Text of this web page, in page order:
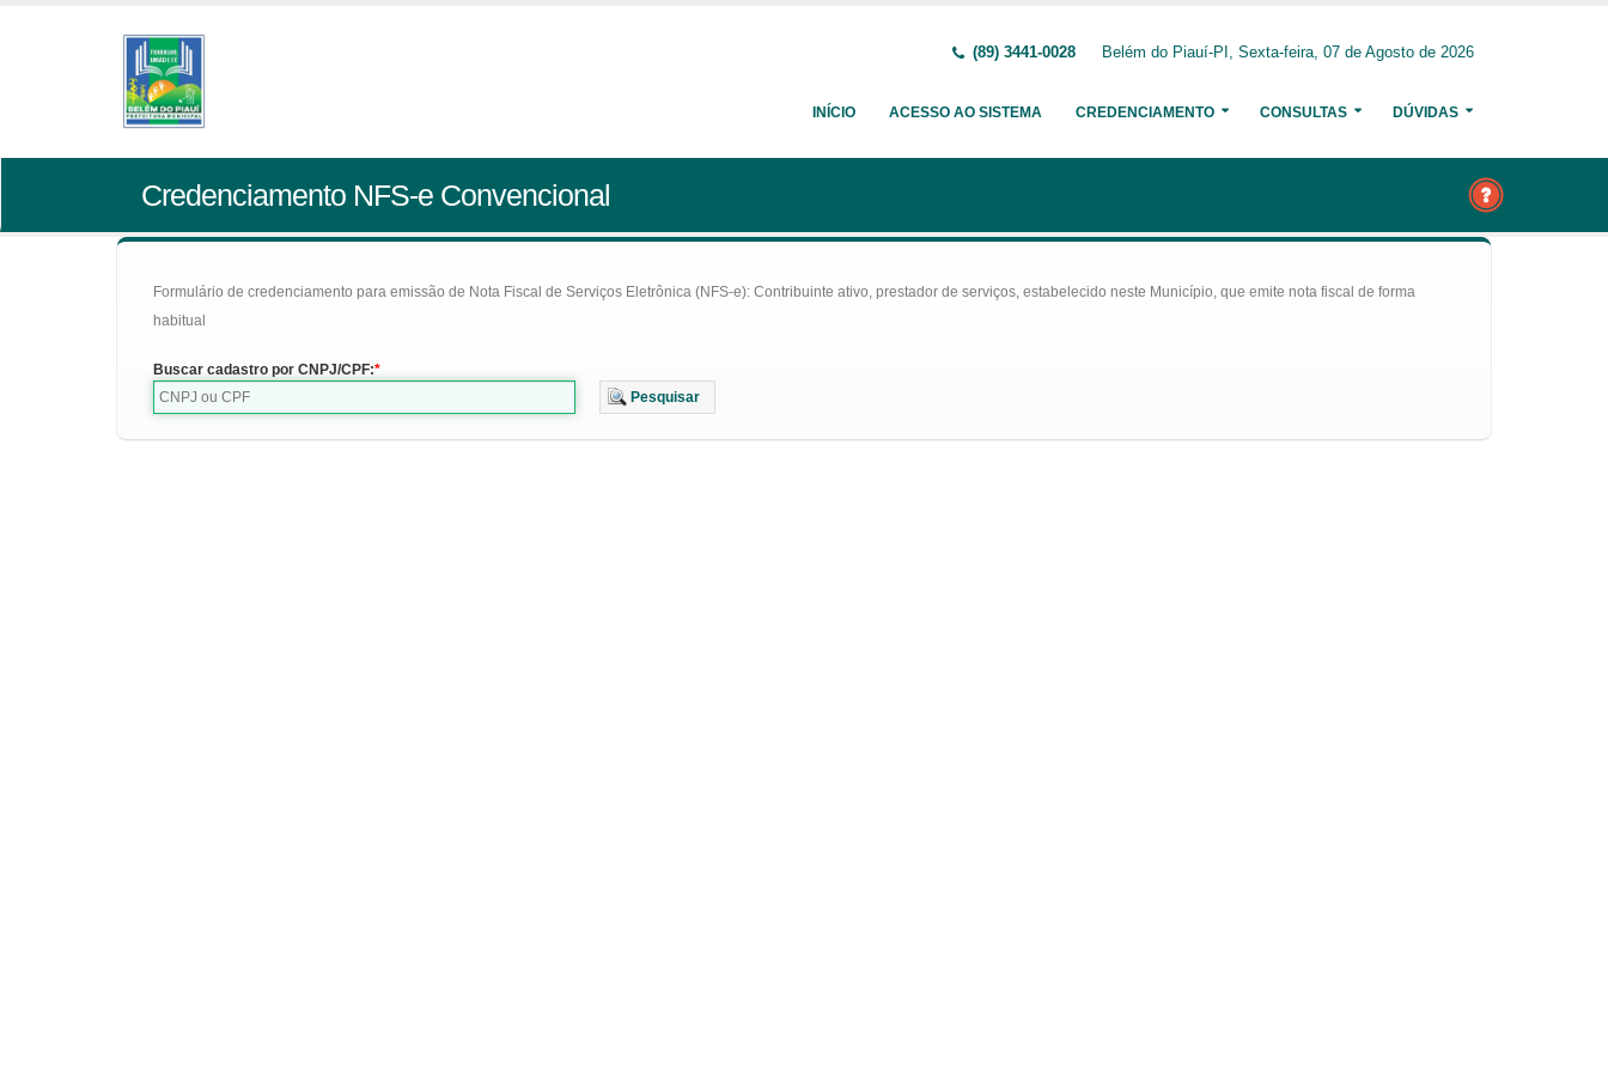
(89) 3441-0028 Belém do Piauí-PI, Sexta-feira, 07 de Agosto de 2026
INÍCIO ACESSO AO SISTEMA CREDENCIAMENTO CONSULTAS DÚVIDAS
Credenciamento NFS-e Convencional
Formulário de credenciamento para emissão de Nota Fiscal de Serviços Eletrônica (NFS-e): Contribuinte ativo, prestador de serviços, estabelecido neste Município, que emite nota fiscal de forma
habitual
Buscar cadastro por CNPJ/CPF:
Pesquisar